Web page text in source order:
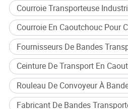
Courroie Transporteuse
Courroie En Caoutchouc Pour
Ceinture De Transport En
Rouleau De Convoyeur À